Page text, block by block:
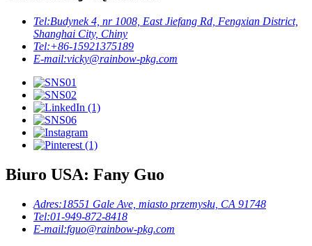
Tel:Budynek 4, nr 1008, East Jiefang Rd, Fengxian District,
Shanghai City, Chiny
Tel:+86-15921375189
E-mail:vicky@rainbow-pkg.com
Biuro USA: Fany Guo
Adres:18551 Gale Ave, miasto przemysłu, CA 91748
Tel:01-949-872-8418
E-mail:fguo@rainbow-pkg.com